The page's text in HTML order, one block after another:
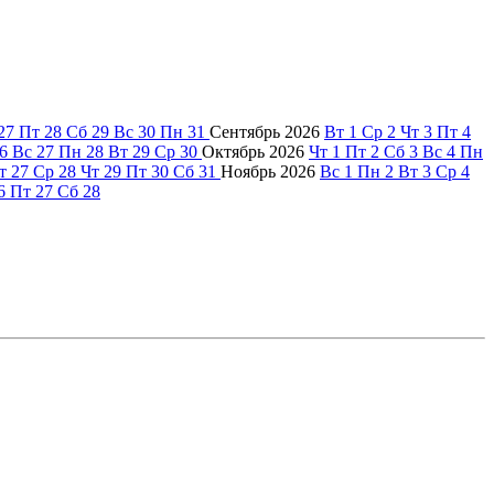
Пт 28 Сб 29 Вс 30 Пн 31 Сентябрь 2026 Вт 1 Ср 2 Чт 3 Пт 4
Вс 27 Пн 28 Вт 29 Ср 30 Октябрь 2026 Чт 1 Пт 2 Сб 3 Вс 4 Пн
27 Ср 28 Чт 29 Пт 30 Сб 31 Ноябрь 2026 Вс 1 Пн 2 Вт 3 Ср 4
Пт 27 Сб 28